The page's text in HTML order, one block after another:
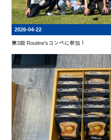
2026-04-22
第3回 Routine'sコンペに参加！